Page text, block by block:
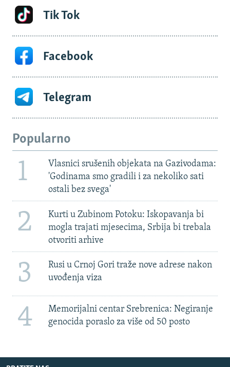
Tik Tok
Facebook
Telegram
Popularno
1
Vlasnici srušenih objekata na Gazivodama:
'Godinama smo gradili i za nekoliko sati
ostali bez svega'
2
Kurti u Zubinom Potoku: Iskopavanja bi
mogla trajati mjesecima, Srbija bi trebala
otvoriti arhive
3
Rusi u Crnoj Gori traže nove adrese nakon
uvođenja viza
4
Memorijalni centar Srebrenica: Negiranje
genocida poraslo za više od 50 posto